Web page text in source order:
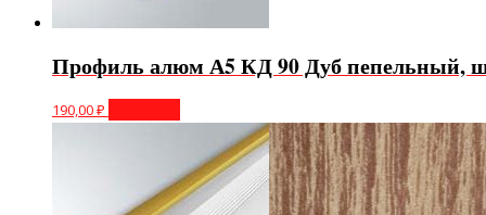
Профиль алюм А5 КД 90 Дуб пепельный,
190,00₽